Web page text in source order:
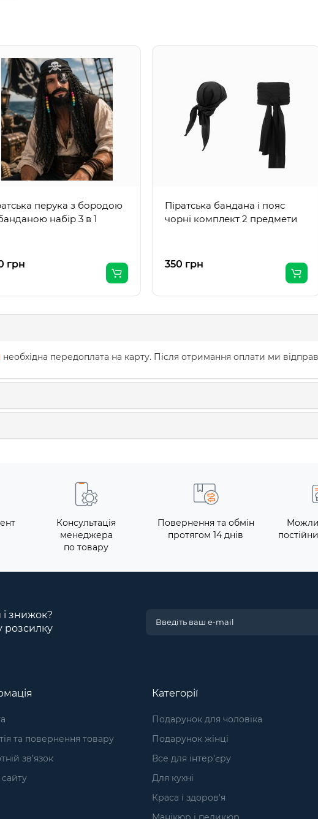
перука з бородою
набір 3 в 1
грн
Піратська бандана і пояс
чорні комплект 2 предмети
350 грн
необхідна передоплата на карту. Після отримання оплати ми
Консультація
менеджера
по товару
Повернення та обмін
протягом 14 днів
і знижок?
розсилку
та повернення товару
зв’язок
Категорії
Подарунок для чоловіка
Подарунок жінці
Все для інтер'єру
Для кухні
Краса і здоров'я